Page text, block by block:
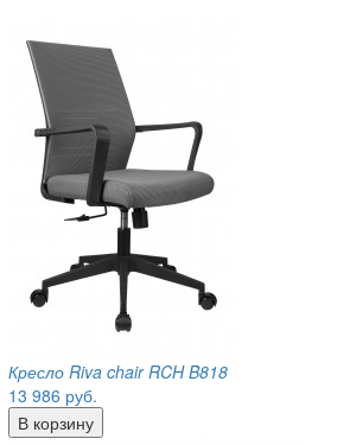
Кресло Riva chair RCH B818
13 986 руб.